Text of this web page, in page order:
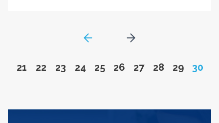
GoToPreviousPage
Go to page
21 Go to page
22 Go to page
23 Go to page
24 Go to page
25 Go to page
26 Go to page
27 Go to page
28 Go to
29 Page
30
Go to next page